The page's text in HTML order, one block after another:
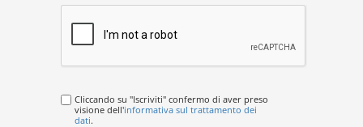
Cliccando su "Iscriviti" confermo di aver preso
visione dell'informativa sul trattamento dei
dati.